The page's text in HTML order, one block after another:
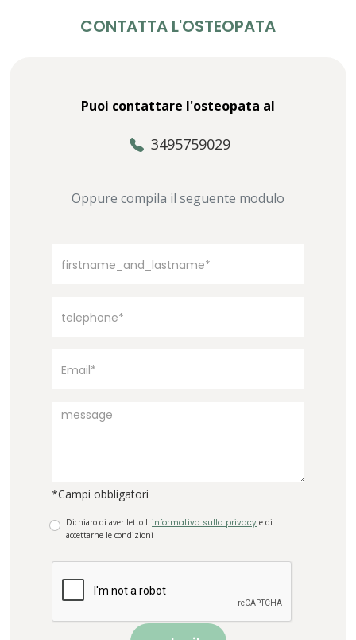
CONTATTA L'OSTEOPATA
Puoi contattare l'osteopata al
3495759029
Oppure compila il seguente modulo
*Campi obbligatori
Dichiaro di aver letto l' informativa sulla privacy e di
accettarne le condizioni